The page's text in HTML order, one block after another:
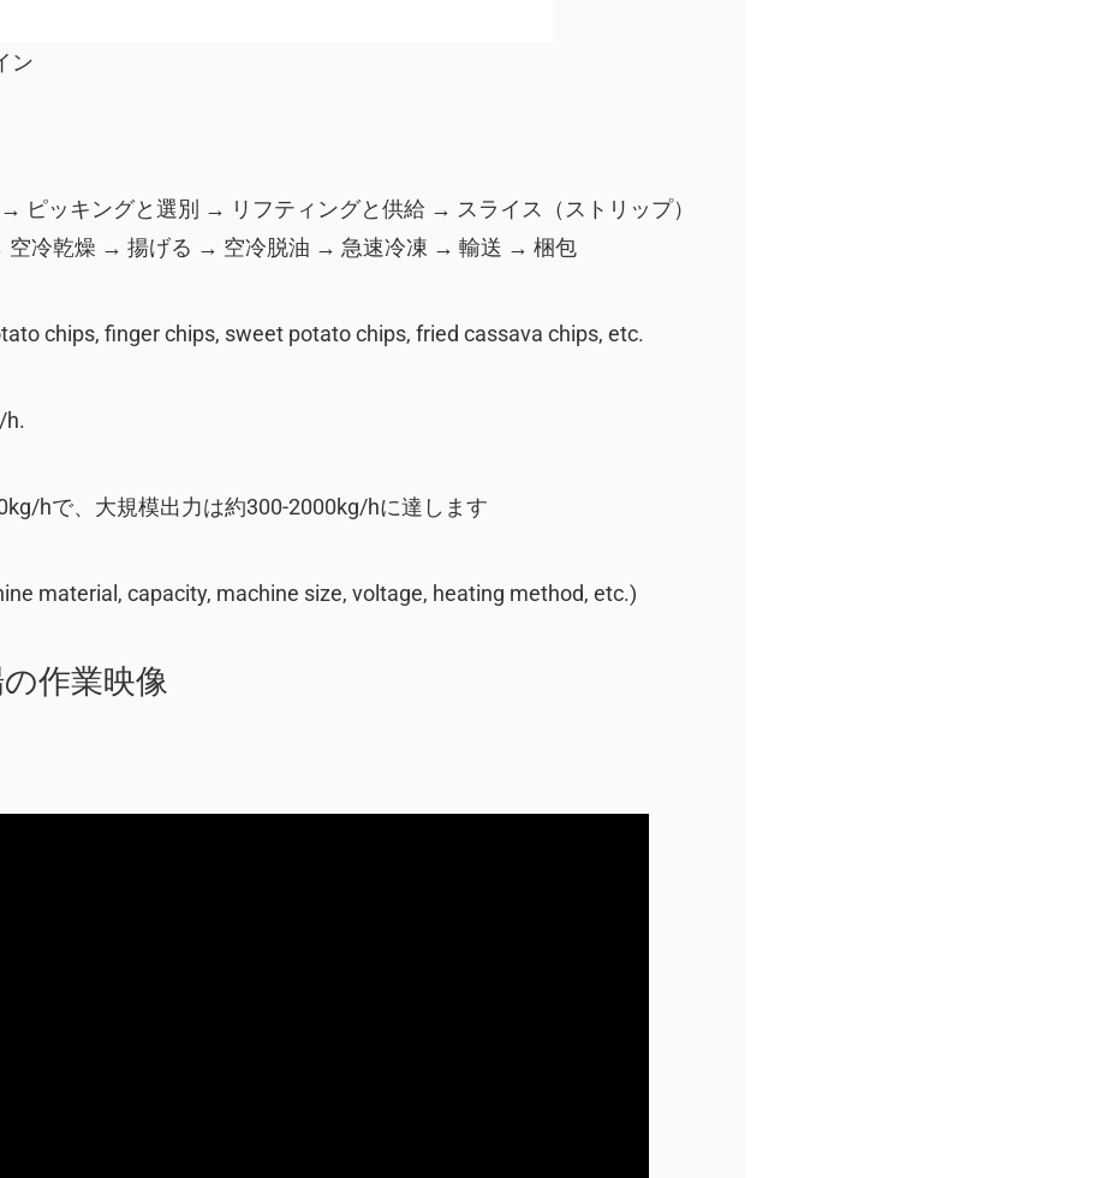
ン
ピッキングと選別 → リフティングと供給 → スライス（ストリップ）
冷乾燥 → 揚げる → 空冷脱油 → 急速冷凍 → 輸送 → 梱包
chips, finger chips, sweet potato chips, fried cassava chips, etc.
h.
hで、大規模出力は約300-2000kg/hに達します
material, capacity, machine size, voltage, heating method, etc.)
作業映像